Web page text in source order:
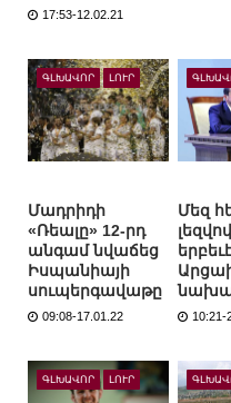
17:53-12.02.21
ԳԼԽԱՎՈՐ ԼՈՒՐ
Մադրիդի
«Ռեալը» 12-րդ
անգամ նվաճեց
Իսպանիայի
սուպերգավաթը
09:08-17.01.22
Մեզ
10:21-
ԳԼԽԱՎՈՐ ԼՈՒՐ